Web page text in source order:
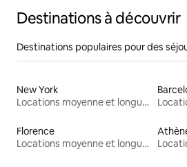
Destinations à découvrir
Destinations populaires pour des
New York
Locations moyenne et longue durée
Florence
Locations moyenne et longue durée